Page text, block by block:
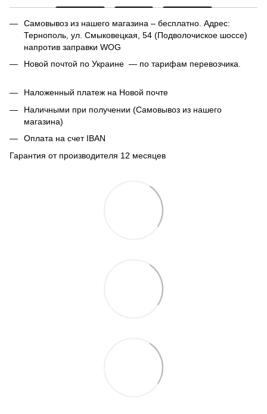
Самовывоз из нашего магазина – бесплатно. Адрес:
Тернополь, ул. Смыковецкая, 54 (Подволочиское шоссе)
напротив заправки WOG
Новой почтой по Украине — по тарифам перевозчика.
Наложенный платеж на Новой почте
Наличными при получении (Самовывоз из нашего
магазина)
Оплата на счет IBAN
Гарантия от производителя 12 месяцев